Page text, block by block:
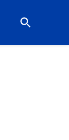
Open
Search